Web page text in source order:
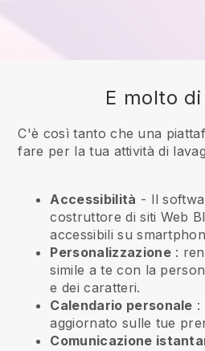
E molto
C'è così tanto che una
fare per la tua attività di
Accessibilità - Il
costruttore di siti Web
accessibili su
Personalizzazione:
simile a te con la
e dei caratteri.
Calendario personale :
aggiornato sulle tue
Comunicazione